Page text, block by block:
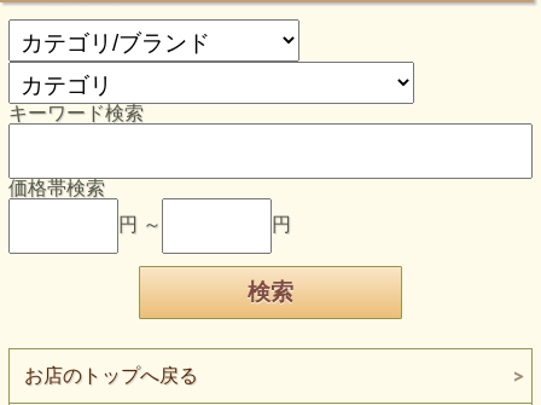
キーワード検索
価格帯検索
円 ～
円
お店のトップへ戻る